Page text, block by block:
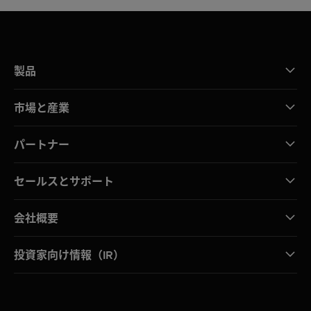
製品
市場と産業
パートナー
セールスとサポート
会社概要
投資家向け情報（IR）